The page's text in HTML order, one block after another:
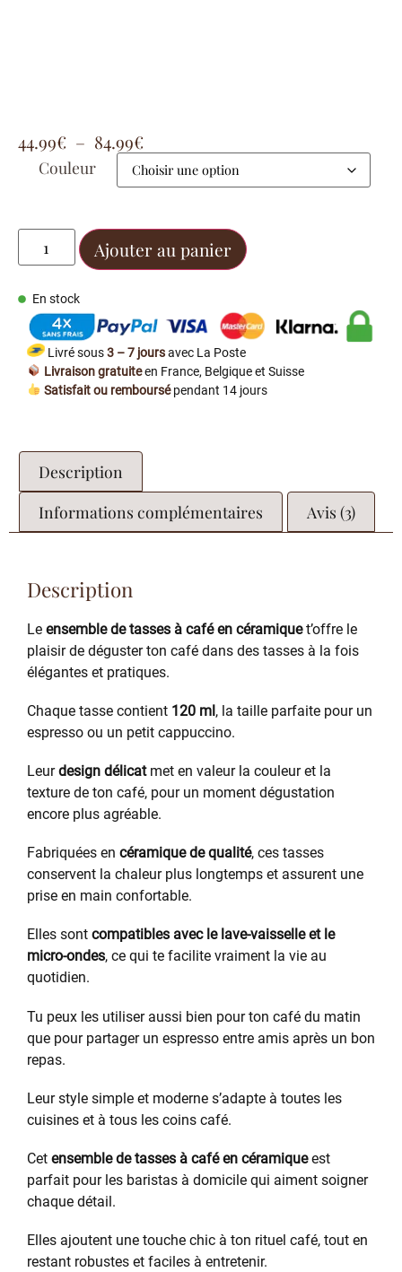
44.99€ – 84.99€
Couleur
Ajouter au panier
En stock
Livré sous3 – 7 joursavec La Poste
Livraison gratuiteen France, Belgique et Suisse
Satisfait ou remboursépendant 14 jours
Description
Informations complémentaires
Avis (3)
Description
Le ensemble de tasses à café en céramiquet’offre le
plaisir de déguster ton café dans des tasses à la fois
élégantes et pratiques.
Chaque tasse contient 120 ml, la taille parfaite pour un
espresso ou un petit cappuccino.
Leurdesign délicatmet en valeur la couleur et la
texture de ton café, pour un moment dégustation
encore plus agréable.
Fabriquées en céramique de qualité, ces tasses
conservent la chaleur plus longtemps et assurent une
prise en main confortable.
Elles sont compatibles avec le lave-vaisselle et le
micro-ondes, ce qui te facilite vraiment la vie au
quotidien.
Tu peux les utiliser aussi bien pour ton café du matin
que pour partager un espresso entre amis après un bon
repas.
Leur style simple et moderne s’adapte à toutes les
cuisines et à tous les coins café.
Cet ensemble de tasses à café en céramiqueest
parfait pour les baristas à domicile qui aiment soigner
chaque détail.
Elles ajoutent une touche chic à ton rituel café, tout en
restant robustes et faciles à entretenir.